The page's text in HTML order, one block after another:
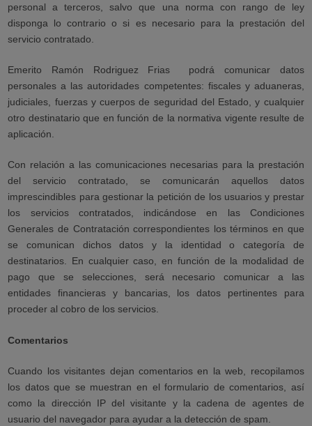
personal a terceros, salvo que una norma con rango de ley
disponga lo contrario o si es necesario para la prestación del
servicio contratado.
Emerito Ramón Rodriguez Frias
podrá comunicar datos
personales a las autoridades competentes: fiscales y aduaneras,
judiciales, fuerzas y cuerpos de seguridad del Estado, y cualquier
otro destinatario que en función de la normativa vigente resulte de
aplicación.
Con relación a las comunicaciones necesarias para la prestación
del servicio contratado, se comunicarán aquellos datos
imprescindibles para gestionar la petición de los usuarios y prestar
los servicios contratados, indicándose en las Condiciones
Generales de Contratación correspondientes los términos en que
se comunican dichos datos y la identidad o categoría de
destinatarios. En cualquier caso, en función de la modalidad de
pago que se selecciones, será necesario comunicar a las
entidades financieras y bancarias, los datos pertinentes para
proceder al cobro de los servicios.
Comentarios
Cuando los visitantes dejan comentarios en la web, recopilamos
los datos que se muestran en el formulario de comentarios, así
como la dirección IP del visitante y la cadena de agentes de
usuario del navegador para ayudar a la detección de spam.